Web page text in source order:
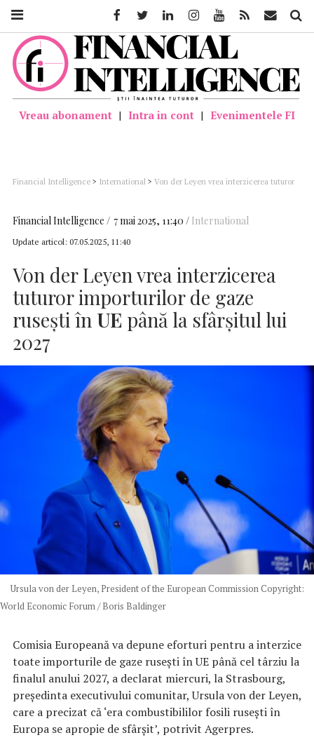
Vreau abonament | Intra in cont | Evenimentele FI
Financial Intelligence > International > Von der Leyen vrea interzicerea tuturor
Financial Intelligence 7 mai 2025, 11:40 International
Update articol: 07.05.2025, 11:40
Von der Leyen vrea interzicerea
tuturor importurilor de gaze
rusești în UE până la sfârșitul lui
2027
Ursula von der Leyen, President of the European Commission Copyright:
World Economic Forum / Boris Baldinger
Comisia Europeană va depune eforturi pentru a interzice
toate importurile de gaze rusești în UE până cel târziu la
finalul anului 2027, a declarat miercuri, la Strasbourg,
președinta executivului comunitar, Ursula von der Leyen,
care a precizat că ‘era combustibililor fosili rusești în
Europa se apropie de sfârșit’, potrivit Agerpres.
FacebookTwitter LinkedinInstagramYoutube Feed Mail